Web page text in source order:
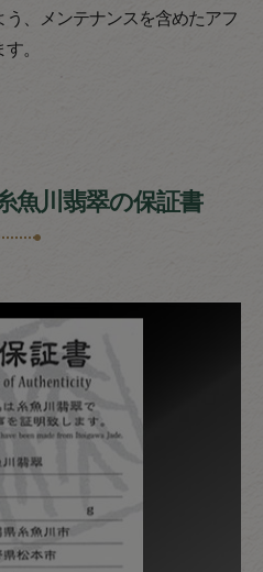
、メンテナンスを含めたアフ
。
魚川翡翠の保証書